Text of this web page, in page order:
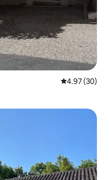
平均评分
4.97 (30)